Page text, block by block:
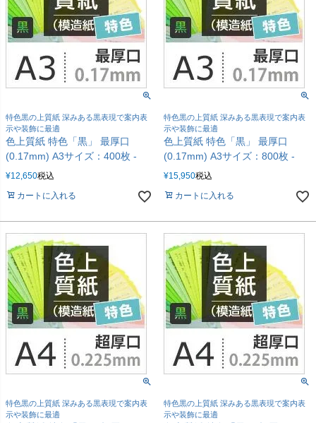
特色黒の上質紙 深みある黒表現で案内表
示や装飾に最適
色上質紙 特色「黒」 最厚口
(0.17mm) A3サイズ：400枚 -
¥12,650税込
カートに入れる
特色黒の上質紙 深みある黒表現で案内表
示や装飾に最適
色上質紙 特色「黒」 最厚口
(0.17mm) A3サイズ：800枚 -
¥15,950税込
カートに入れる
特色黒の上質紙 深みある黒表現で案内表
示や装飾に最適
特色黒の上質紙 深みある黒表現で案内表
示や装飾に最適